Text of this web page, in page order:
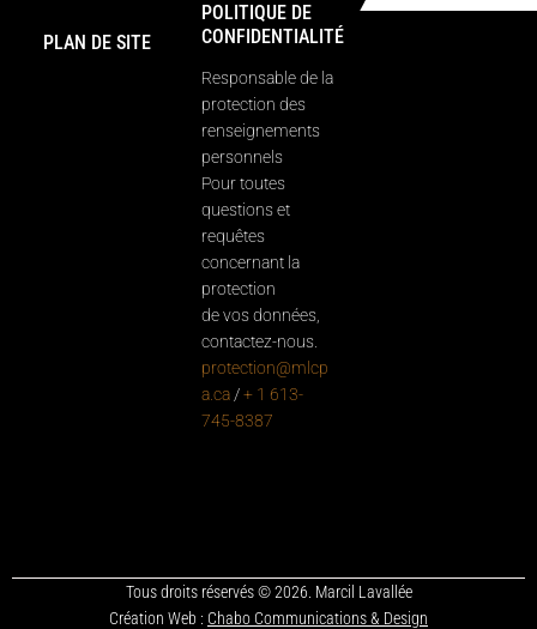
PLAN DE SITE
POLITIQUE DE
CONFIDENTIALITÉ
Responsable de la
protection des
renseignements
personnels
Pour toutes
questions et
requêtes
concernant la
protection
de vos données,
contactez-nous.
protection@mlcp
a.ca /+ 1 613-
745-8387
Tous droits réservés © 2026. Marcil Lavallée
Création Web : Chabo Communications & Design